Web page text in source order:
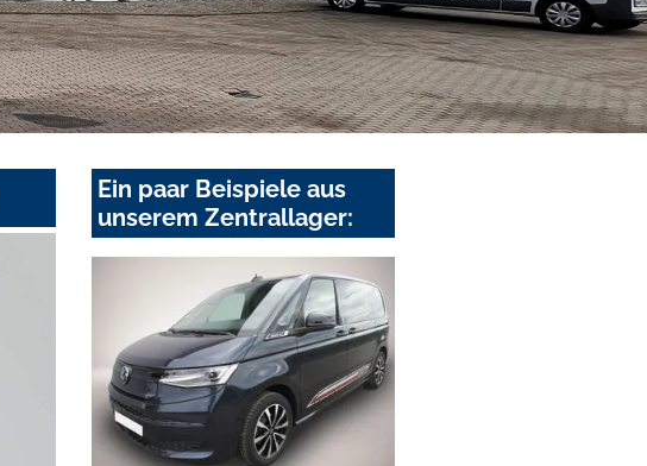
Ein paar Beispiele aus
unserem Zentrallager: